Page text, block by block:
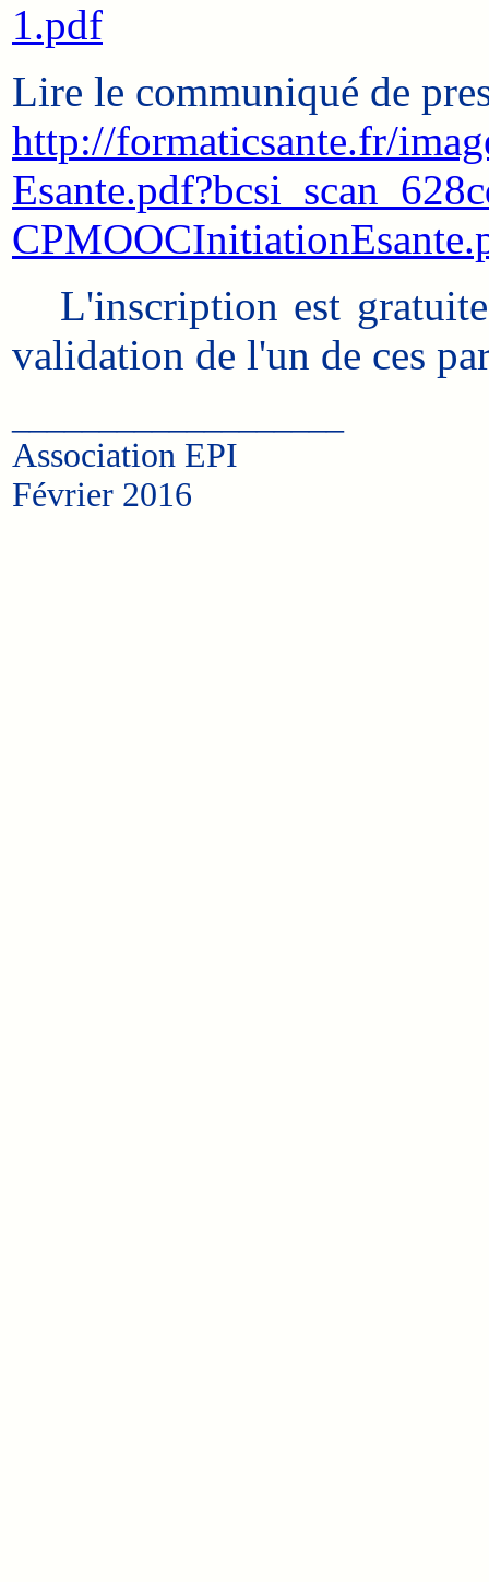
1.pdf
Lire le communiqué de
http://formaticsante.fr/
L'inscription est
validation de l'un de ces
Association EPI
Février 2016